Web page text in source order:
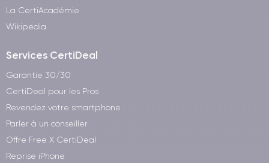
La CertiAcadémie
Wikipedia
Services CertiDeal
Garantie 30/30
CertiDeal pour les Pros
Revendez votre smartphone
Parler à un conseiller
Offre Free X CertiDeal
Reprise iPhone